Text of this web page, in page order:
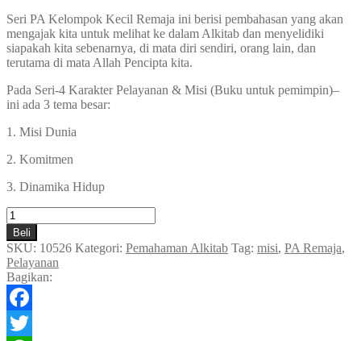
Seri PA Kelompok Kecil Remaja ini berisi pembahasan yang akan
mengajak kita untuk melihat ke dalam Alkitab dan menyelidiki
siapakah kita sebenarnya, di mata diri sendiri, orang lain, dan
terutama di mata Allah Pencipta kita.
Pada Seri-4 Karakter Pelayanan & Misi (Buku untuk pemimpin)–
ini ada 3 tema besar:
1. Misi Dunia
2. Komitmen
3. Dinamika Hidup
Kuantitas
Pelayanan
&
Misi
(Buku
untuk
pemimpin)
Beli
SKU: 10526 Kategori: Pemahaman Alkitab Tag: misi, PA Remaja,
Pelayanan
Bagikan:
Facebook